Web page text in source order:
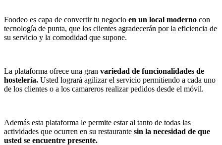
Foodeo es capa de convertir tu negocio en un local moderno con
tecnología de punta, que los clientes agradecerán por la eficiencia de
su servicio y la comodidad que supone.
La plataforma ofrece una gran variedad de funcionalidades de
hostelería. Usted logrará agilizar el servicio permitiendo a cada uno
de los clientes o a los camareros realizar pedidos desde el móvil.
Además esta plataforma le permite estar al tanto de todas las
actividades que ocurren en su restaurante sin la necesidad de que
usted se encuentre presente.